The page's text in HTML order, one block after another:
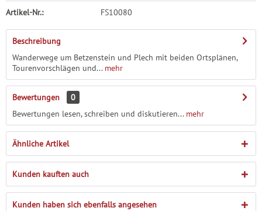
Artikel-Nr.: FS10080
Beschreibung
Wanderwege um Betzenstein und Plech mit beiden Ortsplänen,
Tourenvorschlägen und...mehr
Bewertungen
0
Bewertungen lesen, schreiben und diskutieren...mehr
Ähnliche Artikel
Kunden kauften auch
Kunden haben sich ebenfalls angesehen